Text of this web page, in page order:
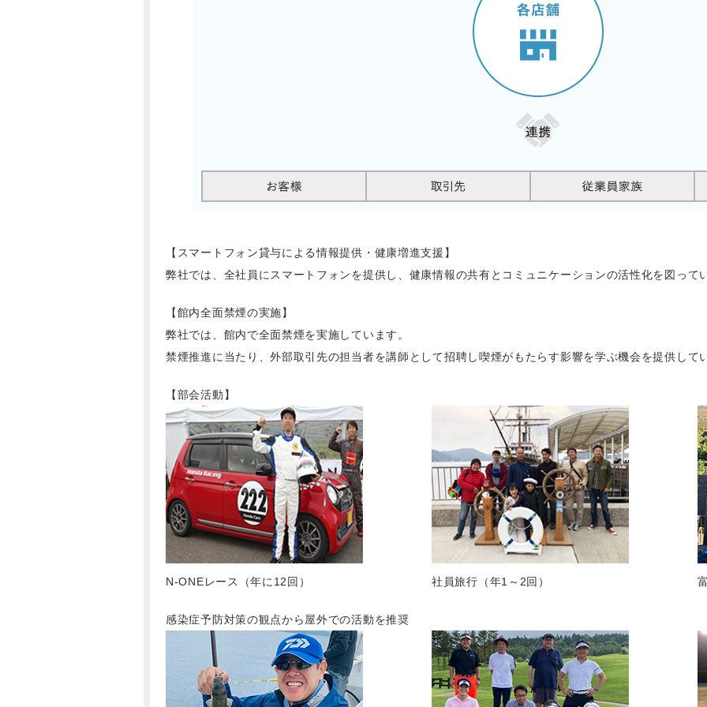
【スマートフォン貸与による情報提供・健康増進支援】
弊社では、全社員にスマートフォンを提供し、健康情報の共有とコミュニケーションの活性化を図って
【館内全面禁煙の実施】
弊社では、館内で全面禁煙を実施しています。
禁煙推進に当たり、外部取引先の担当者を講師として招聘し喫煙がもたらす影響を学ぶ機会を提供して
【部会活動】
N-ONEレース（年に12回） 社員旅行（年1～2回）
感染症予防対策の観点から屋外での活動を推奨